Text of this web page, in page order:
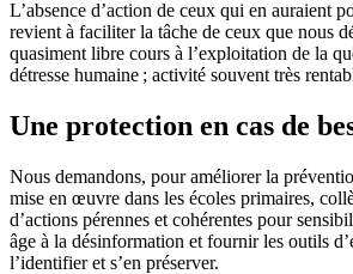
L’absence d’action de ceux qui en auraient
revient à faciliter la tâche de ceux que nous
quasiment libre cours à l’exploitation de la
détresse humaine ; activité souvent très
Une protection en cas de
Nous demandons, pour améliorer la
mise en œuvre dans les écoles primaires,
d’actions pérennes et cohérentes pour
âge à la désinformation et fournir les outils
l’identifier et s’en préserver.